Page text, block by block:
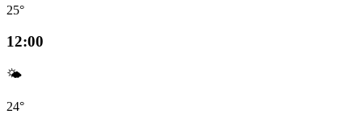
25°
12:00
🌤️
24°